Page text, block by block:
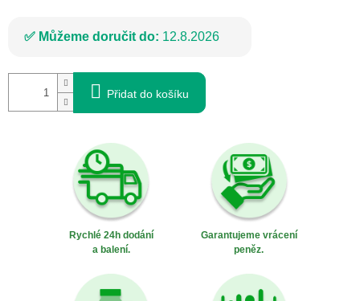
Můžeme doručit do: 12.8.2026
Přidat do košíku
Rychlé 24h dodání
a balení.
Garantujeme vrácení
peněz.